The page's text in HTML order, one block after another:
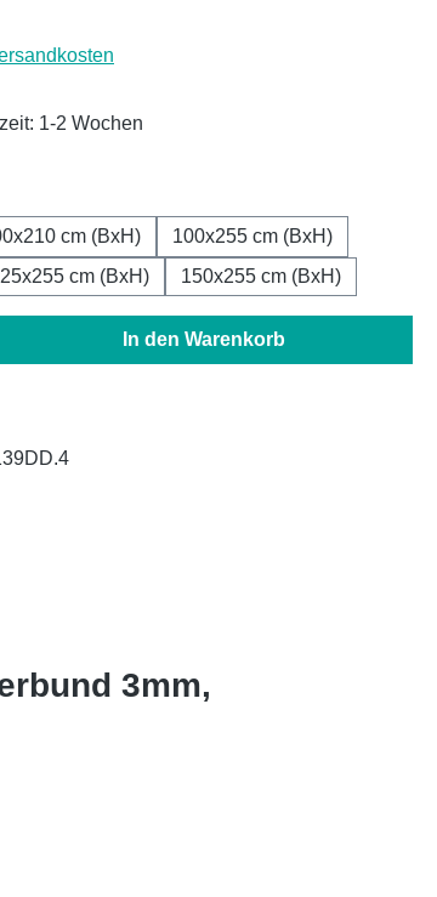
1-2 Wochen
cm (BxH)
100x255 cm (BxH)
cm (BxH) 150x255 cm (BxH)
den gewünschten Wert ein
In den Warenkorb
3mm,